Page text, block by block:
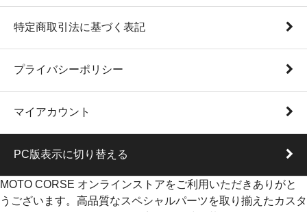
特定商取引法に基づく表記
プライバシーポリシー
マイアカウント
PC版表示に切り替える
MOTO CORSE オンラインストアをご利用いただきありがと
うございます。高品質なスペシャルパーツを取り揃えたカスタ